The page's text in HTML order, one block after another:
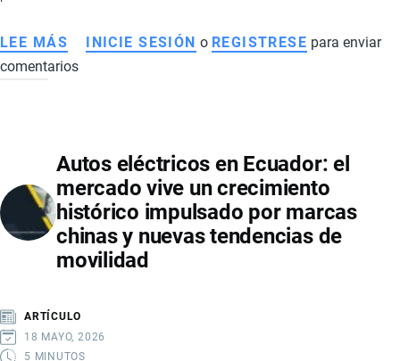
LEE MÁS SOBRE
ALZA
EN
ECUADOR:
GUERRA
COMERCIAL
IMPULSA
MARCAS
NACIONALES
INICIE SESIÓN o REGISTRESE para enviar
comentarios
Autos eléctricos en Ecuador: el
mercado vive un crecimiento
histórico impulsado por marcas
chinas y nuevas tendencias de
movilidad
ARTÍCULO
18 MAYO, 2026
5 MINUTOS